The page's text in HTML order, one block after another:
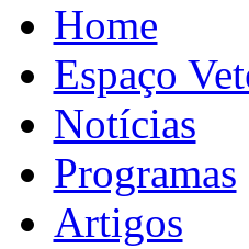
Home
Espaço
Notícias
Programas
Artigos